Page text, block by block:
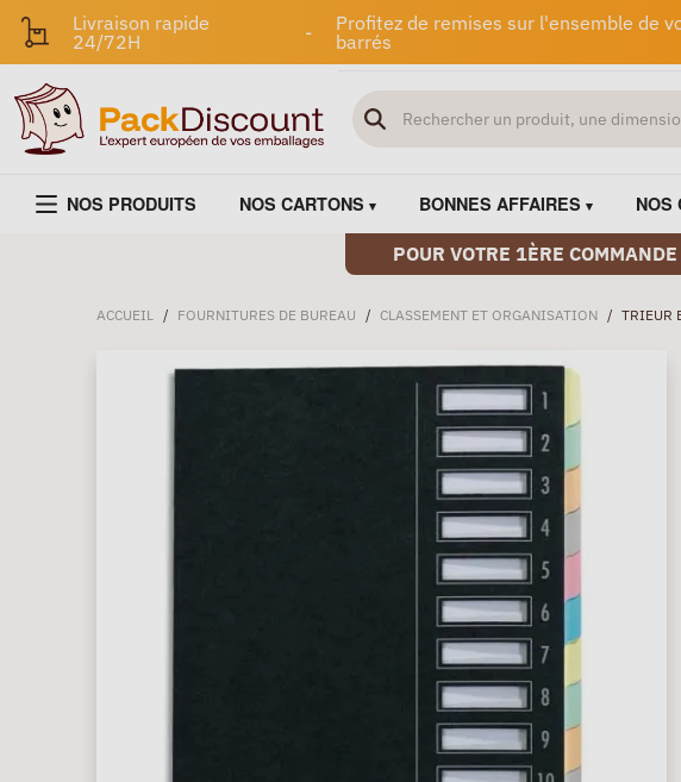
Livraison rapide
24/72H
-
Profitez de remises sur l'ensemble de
barrés
NOS PRODUITS NOS CARTONS BONNES AFFAIRES NOS
POUR VOTRE 1ÈRE
ACCUEIL / FOURNITURES DE BUREAU / CLASSEMENT ET ORGANISATION / TRIEUR